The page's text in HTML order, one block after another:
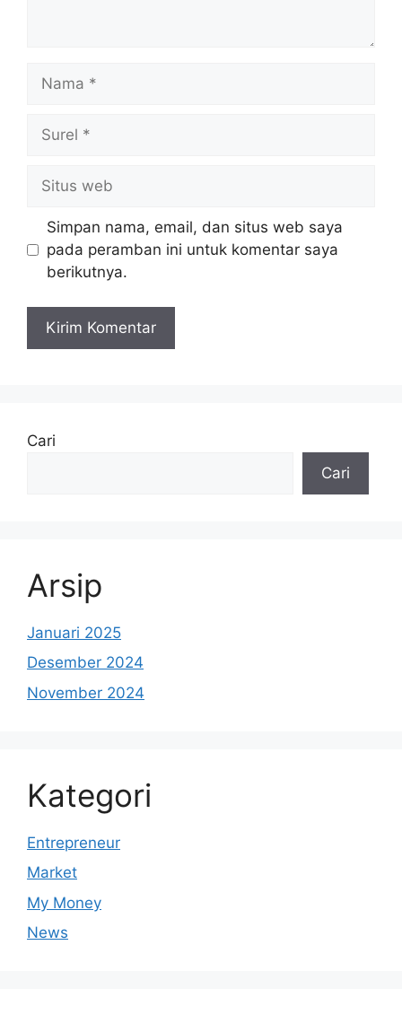
Nama
Surel
Situs
web
Simpan nama, email, dan situs web saya
pada peramban ini untuk komentar saya
berikutnya.
Cari
Cari
Arsip
Januari 2025
Desember 2024
November 2024
Kategori
Entrepreneur
Market
My Money
News